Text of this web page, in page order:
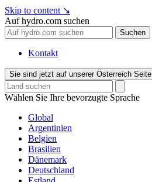
Skip to content ↘
Auf hydro.com suchen
Suchen
Kontakt
Sie sind jetzt auf unserer Österreich Seite
Wählen Sie Ihre bevorzugte Sprache
Global
Argentinien
Belgien
Brasilien
Dänemark
Deutschland